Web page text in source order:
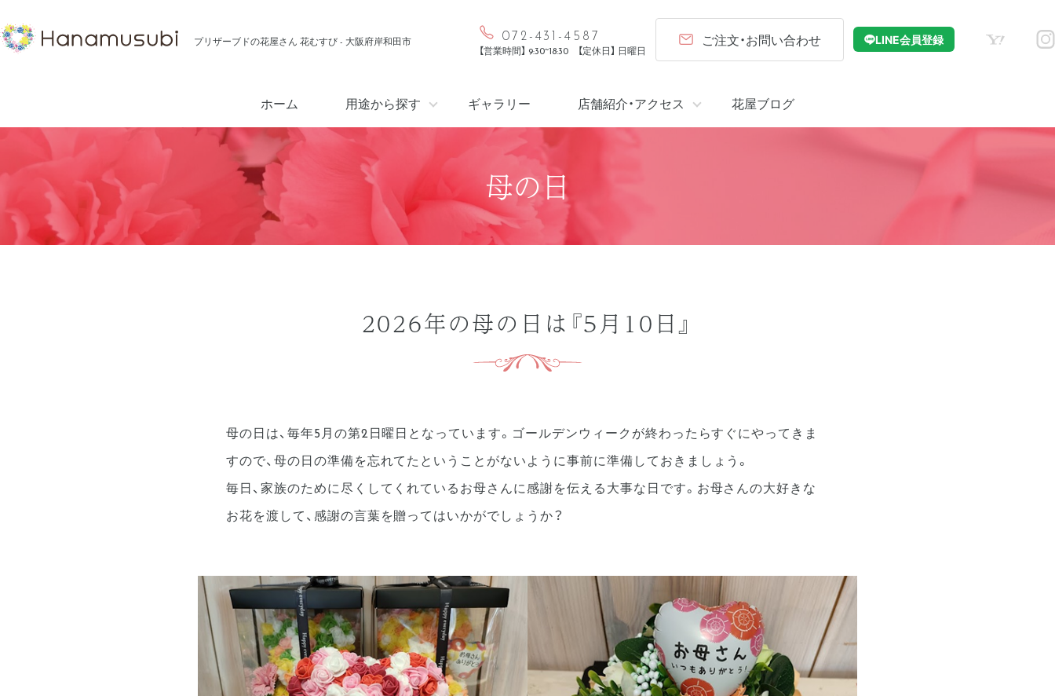
プリザーブドの花屋さん 花むすび - 大阪府岸和田市 072-431-4587
【営業時間】 9:30~18:30 【定休日】 日曜日
ご注文・お問い合わせ LINE会員登録 花むす
ホーム 用途から探す ギャラリー 店舗紹介・アクセス 花屋ブログ
母の日
2026年の母の日は『5月10日』
母の日は、毎年5月の第2日曜日となっています。ゴールデンウィークが終わったらすぐにやってきま
すので、母の日の準備を忘れてたということがないように事前に準備しておきましょう。
毎日、家族のために尽くしてくれているお母さんに感謝を伝える大事な日です。お母さんの大好きな
お花を渡して、感謝の言葉を贈ってはいかがでしょうか？